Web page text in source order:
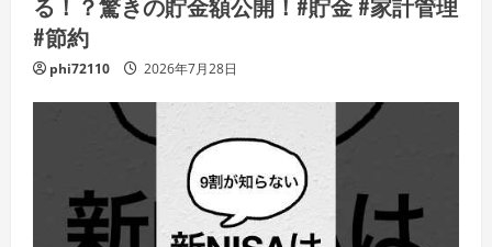
#節約
phi72110 2026年7月28日